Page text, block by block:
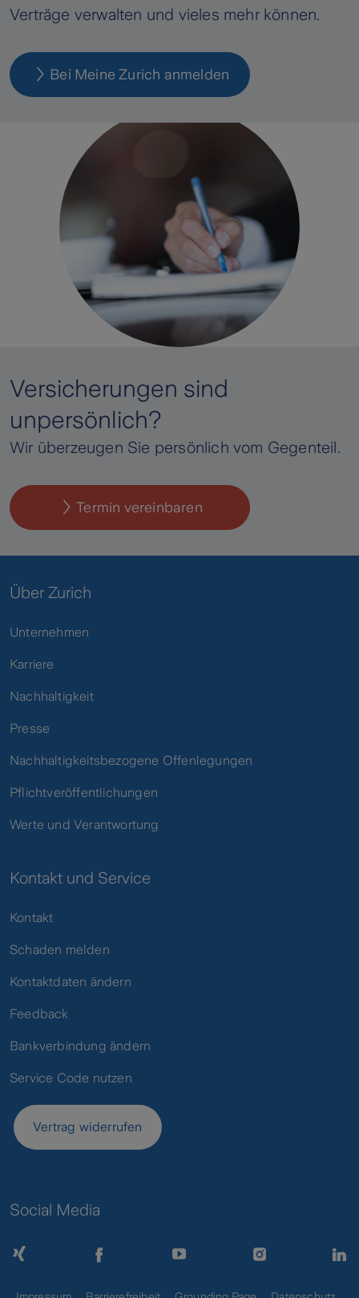
Verträge verwalten und vieles mehr können.
Bei Meine Zurich anmelden
Versicherungen sind
unpersönlich?
Wir überzeugen Sie persönlich vom Gegenteil.
Termin vereinbaren
Über Zurich
Unternehmen
Karriere
Nachhaltigkeit
Presse
Nachhaltigkeitsbezogene Offenlegungen
Pflichtveröffentlichungen
Werte und Verantwortung
Kontakt und Service
Kontakt
Schaden melden
Kontaktdaten ändern
Feedback
Bankverbindung ändern
Service Code nutzen
Vertrag widerrufen
Social Media